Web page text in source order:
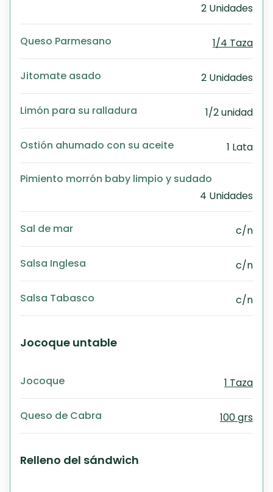
2 Unidades
Queso Parmesano 1/4 Taza
Jitomate asado 2 Unidades
Limón para su ralladura 1/2 unidad
Ostión ahumado con su aceite 1 Lata
Pimiento morrón baby limpio y sudado
4 Unidades
Sal de mar c/n
Salsa Inglesa c/n
Salsa Tabasco c/n
Jocoque untable
Jocoque 1 Taza
Queso de Cabra 100 grs
Relleno del sándwich